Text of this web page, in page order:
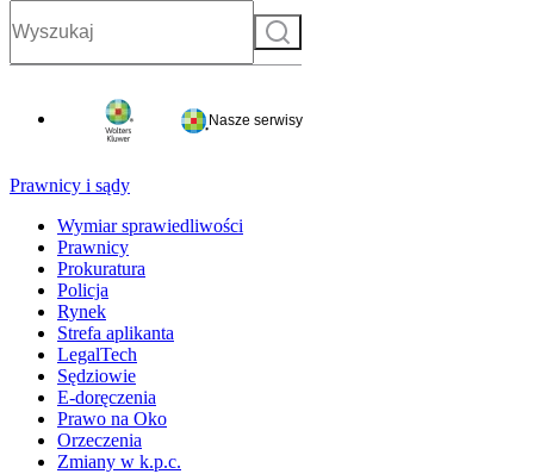
Szukaj
Nasze serwisy
Prawnicy i sądy
Wymiar sprawiedliwości
Prawnicy
Prokuratura
Policja
Rynek
Strefa aplikanta
LegalTech
Sędziowie
E-doręczenia
Prawo na Oko
Orzeczenia
Zmiany w k.p.c.